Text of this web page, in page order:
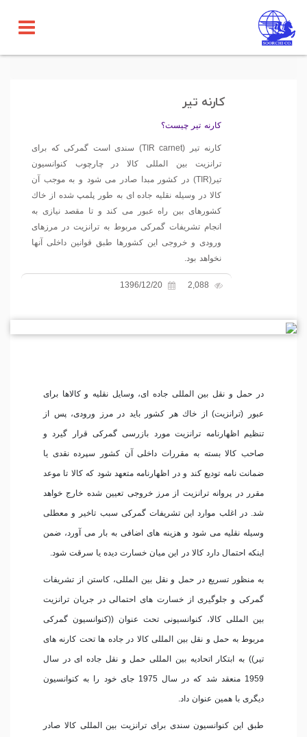
کارنه تیر
کارنه تیر چیست؟
كارنه تیر (TIR carnet) سندی است گمركی كه برای
ترانزیت بین المللی كالا در چارچوب كنوانسیون
تیر(TIR) در كشور مبدا صادر می شود و به موجب آن
كالا در وسیله نقلیه جاده ای به طور پلمپ شده از خاك
كشورهای بین راه عبور می كند و تا مقصد نیازی به
انجام تشریفات گمركی مربوط به ترانزیت در مرزهای
ورودی و خروجی این كشورها طبق قوانین داخلی آنها
نخواهد بود.
2,088
1396/12/20
در حمل و نقل بین المللی جاده ای، وسایل نقلیه و كالاها برای
عبور (ترانزیت) از خاك هر كشور باید در مرز ورودی، پس از
تنظیم اظهارنامه ترانزیت مورد بازرسی گمركی قرار گیرد و
صاحب كالا بسته به مقررات داخلی آن كشور سپرده نقدی یا
ضمانت نامه تودیع كند و در اظهارنامه متعهد شود كه كالا تا موعد
مقرر در پروانه ترانزیت از مرز خروجی تعیین شده خارج خواهد
شد. در اغلب موارد این تشریفات گمركی سبب تاخیر و معطلی
وسیله نقلیه می شود و هزینه های اضافی به بار می آورد، ضمن
اینكه احتمال دارد كالا در این میان خسارت دیده یا سرقت شود.
به منظور تسریع در حمل و نقل بین المللی، كاستن از تشریفات
گمركی و جلوگیری از خسارت های احتمالی در جریان ترانزیت
بین المللی كالا، كنوانسیونی تحت عنوان ((كنوانسیون گمركی
مربوط به حمل و نقل بین المللی كالا در جاده ها تحت كارنه های
تیر)) به ابتكار اتحادیه بین المللی حمل و نقل جاده ای در سال
1959 منعقد شد كه در سال 1975 جای خود را به كنوانسیون
دیگری با همین عنوان داد.
طبق این كنوانسیون سندی برای ترانزیت بین المللی كالا صادر